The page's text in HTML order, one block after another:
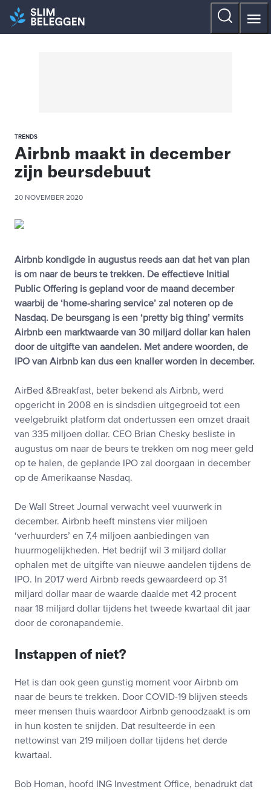
TRENDS
Airbnb maakt in december
zijn beursdebuut
20 NOVEMBER 2020
Airbnb kondigde in augustus reeds aan dat het van plan
is om naar de beurs te trekken. De effectieve Initial
Public Offering is gepland voor de maand december
waarbij de ‘home-sharing service’ zal noteren op de
Nasdaq. De beursgang is een ‘pretty big thing’ vermits
Airbnb een marktwaarde van 30 miljard dollar kan halen
door de uitgifte van aandelen. Met andere woorden, de
IPO van Airbnb kan dus een knaller worden in december.
AirBed &Breakfast, beter bekend als Airbnb, werd
opgericht in 2008 en is sindsdien uitgegroeid tot een
veelgebruikt platform dat ondertussen een omzet draait
van 335 miljoen dollar. CEO Brian Chesky besliste in
augustus om naar de beurs te trekken om nog meer geld
op te halen, de geplande IPO zal doorgaan in december
op de Amerikaanse Nasdaq.
De Wall Street Journal verwacht veel vuurwerk in
december. Airbnb heeft minstens vier miljoen
‘verhuurders’ en 7,4 miljoen aanbiedingen van
huurmogelijkheden. Het bedrijf wil 3 miljard dollar
ophalen met de uitgifte van nieuwe aandelen tijdens de
IPO. In 2017 werd Airbnb reeds gewaardeerd op 31
miljard dollar maar de waarde daalde met 42 procent
naar 18 miljard dollar tijdens het tweede kwartaal dit jaar
door de coronapandemie.
Instappen of niet?
Het is dan ook geen gunstig moment voor Airbnb om
naar de beurs te trekken. Door COVID-19 blijven steeds
meer mensen thuis waardoor Airbnb genoodzaakt is om
in hun kosten te snijden. Dat resulteerde in een
nettowinst van 219 miljoen dollar tijdens het derde
kwartaal.
Bob Homan, hoofd ING Investment Office, benadrukt dat